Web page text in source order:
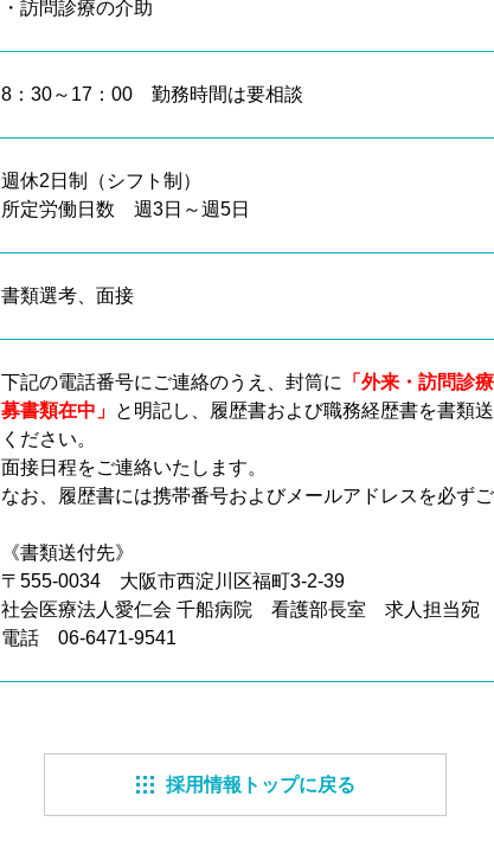
・訪問診療の介助
8：30～17：00 勤務時間は要相談
週休2日制（シフト制）
所定労働日数 週3日～週5日
書類選考、面接
下記の電話番号にご連絡のうえ、封筒に
「外来・訪問診
募書類在中」 と明記し、履歴書および職務経歴書を書類
ください。
面接日程をご連絡いたします。
なお、履歴書には携帯番号およびメールアドレスを必ずご
《書類送付先》
〒555-0034 大阪市西淀川区福町3-2-39
社会医療法人愛仁会 千船病院 看護部長室 求人担当宛
電話 06-6471-9541
採用情報トップに戻る